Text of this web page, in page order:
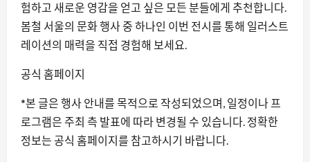
험하고 새로운 영감을 얻고 싶은 모든 분들에게 추천합니다.
봄철 서울의 문화 행사 중 하나인 이번 전시를 통해 일러스트
레이션의 매력을 직접 경험해 보세요.
공식 홈페이지
*본 글은 행사 안내를 목적으로 작성되었으며, 일정이나 프
로그램은 주최 측 발표에 따라 변경될 수 있습니다. 정확한
정보는 공식 홈페이지를 참고하시기 바랍니다.